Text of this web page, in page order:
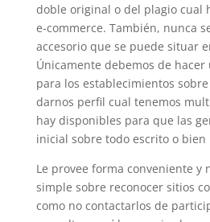
doble original o del plagio cual
e-commerce. También, nunca
accesorio que se puede situar
Únicamente debemos de
para los establecimientos
darnos perfil cual tenemos
hay disponibles para que las
inicial sobre todo escrito o bien
Le provee forma conveniente y
simple sobre reconocer sitios
como no contactarlos de